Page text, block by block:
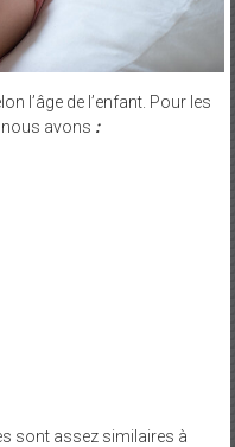
l’âge de l’enfant. Pour les
avons :
sont assez similaires à